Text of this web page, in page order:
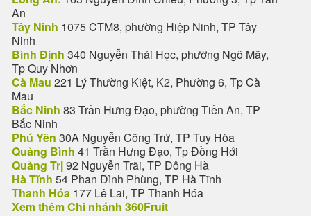
An
Tây Ninh 1075 CTM8, phường Hiệp Ninh, TP Tây
Ninh
Bình Định 340 Nguyễn Thái Học, phường Ngô Mây,
Tp Quy Nhơn
Cà Mau 221 Lý Thường Kiệt, K2, Phường 6, Tp Cà
Mau
Bắc Ninh 83 Trần Hưng Đạo, phường Tiền An, TP
Bắc Ninh
Phú Yên 30A Nguyễn Công Trứ, TP Tuy Hòa
Quảng Bình 41 Trần Hưng Đạo, Tp Đồng Hới
Quảng Trị92 Nguyễn Trãi, TP Đông Hà
Hà Tĩnh 54 Phan Đình Phùng, TP Hà Tĩnh
Thanh Hóa 177 Lê Lai, TP Thanh Hóa
Xem thêm Chi nhánh 360Fruit